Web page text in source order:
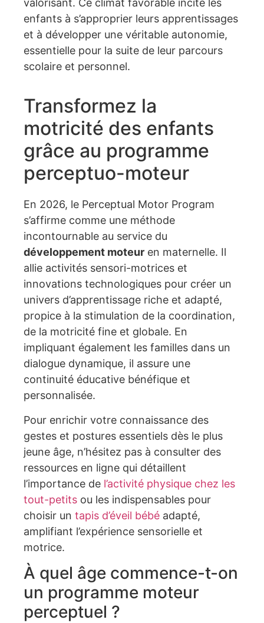
valorisant. Ce climat favorable incite les
enfants à s’approprier leurs apprentissages
et à développer une véritable autonomie,
essentielle pour la suite de leur parcours
scolaire et personnel.
Transformez la
motricité des enfants
grâce au programme
perceptuo-moteur
En 2026, le Perceptual Motor Program
s’affirme comme une méthode
incontournable au service du
développement moteur en maternelle. Il
allie activités sensori-motrices et
innovations technologiques pour créer un
univers d’apprentissage riche et adapté,
propice à la stimulation de la coordination,
de la motricité fine et globale. En
impliquant également les familles dans un
dialogue dynamique, il assure une
continuité éducative bénéfique et
personnalisée.
Pour enrichir votre connaissance des
gestes et postures essentiels dès le plus
jeune âge, n’hésitez pas à consulter des
ressources en ligne qui détaillent
l’importance de l’activité physique chez les
tout-petits ou les indispensables pour
choisir un tapis d’éveil bébé adapté,
amplifiant l’expérience sensorielle et
motrice.
À quel âge commence-t-on
un programme moteur
perceptuel ?